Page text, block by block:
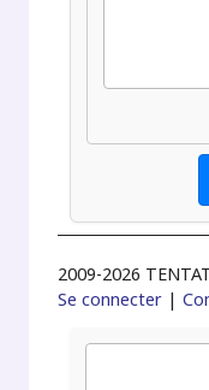
2009-2026
Se connecter |